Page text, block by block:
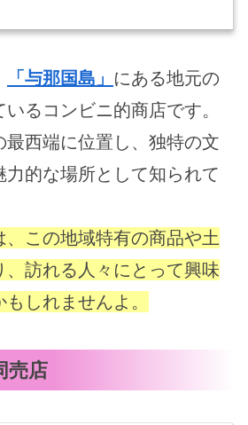
「与那国島」 にある地元の
るコンビニ的商店です。
西端に位置し、独特の文
的な場所として知られて
、この地域特有の商品や土
、訪れる人々にとって興味
しれませんよ。
売店